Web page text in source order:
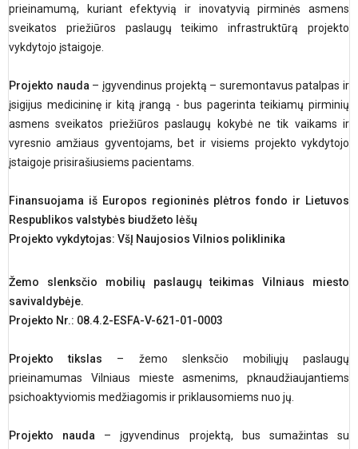
prieinamumą, kuriant efektyvią ir inovatyvią pirminės asmens
sveikatos priežiūros paslaugų teikimo infrastruktūrą projekto
vykdytojo įstaigoje.
Projekto nauda – įgyvendinus projektą – suremontavus patalpas ir
įsigijus medicininę ir kitą įrangą - bus pagerinta teikiamų pirminių
asmens sveikatos priežiūros paslaugų kokybė ne tik vaikams ir
vyresnio amžiaus gyventojams, bet ir visiems projekto vykdytojo
įstaigoje prisirašiusiems pacientams.
Finansuojama iš Europos regioninės plėtros fondo ir Lietuvos
Respublikos valstybės biudžeto lėšų
Projekto vykdytojas: VšĮ Naujosios Vilnios poliklinika
Žemo slenksčio mobilių paslaugų teikimas Vilniaus miesto
savivaldybėje.
Projekto Nr.: 08.4.2-ESFA-V-621-01-0003
Projekto tikslas – žemo slenksčio mobiliųjų paslaugų
prieinamumas Vilniaus mieste asmenims, pknaudžiaujantiems
psichoaktyviomis medžiagomis ir priklausomiems nuo jų.
Projekto nauda – įgyvendinus projektą, bus sumažintas su